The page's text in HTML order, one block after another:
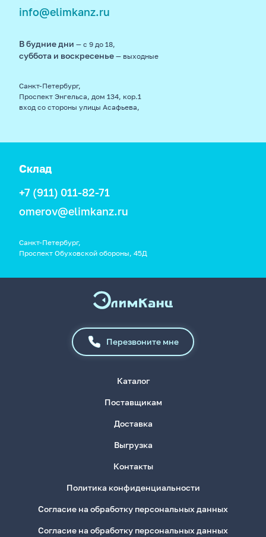
info@elimkanz.ru
В будние дни — с 9 до 18,
суббота и воскресенье — выходные
Санкт-Петербург,
Проспект Энгельса, дом 134, кор.1
вход со стороны улицы Асафьева,
Склад
+7 (911) 011-82-71
omerov@elimkanz.ru
Санкт-Петербург,
Проспект Обуховской обороны, 45Д
Перезвоните мне
Каталог
Поставщикам
Доставка
Выгрузка
Контакты
Политика конфиденциальности
Согласие на обработку персональных данных
Согласие на обработку персональных данных